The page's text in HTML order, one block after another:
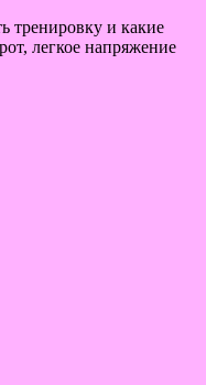
тренировку и какие
легкое напряжение